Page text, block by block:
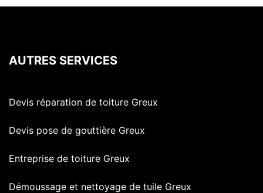
AUTRES SERVICES
Devis réparation de toiture Greux
Devis pose de gouttière Greux
Entreprise de toiture Greux
Démoussage et nettoyage de tuile Greux